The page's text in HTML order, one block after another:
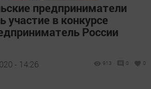
предприниматели
участие в конкурсе
России
- 14:26 913 0 0